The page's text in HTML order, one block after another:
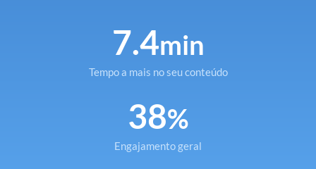
Tempo a mais no seu conteúdo
7.4min
Engajamento geral
38%